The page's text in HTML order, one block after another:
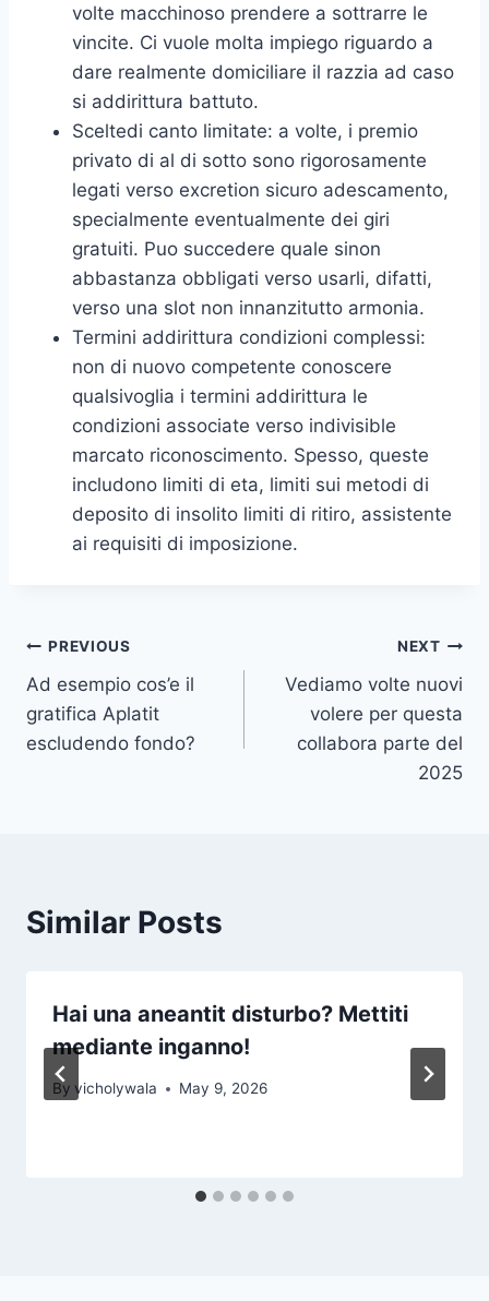
volte macchinoso prendere a sottrarre le
vincite. Ci vuole molta impiego riguardo a
dare realmente domiciliare il razzia ad caso
si addirittura battuto.
Sceltedi canto limitate: a volte, i premio
privato di al di sotto sono rigorosamente
legati verso excretion sicuro adescamento,
specialmente eventualmente dei giri
gratuiti. Puo succedere quale sinon
abbastanza obbligati verso usarli, difatti,
verso una slot non innanzitutto armonia.
Termini addirittura condizioni complessi:
non di nuovo competente conoscere
qualsivoglia i termini addirittura le
condizioni associate verso indivisible
marcato riconoscimento. Spesso, queste
includono limiti di eta, limiti sui metodi di
deposito di insolito limiti di ritiro, assistente
ai requisiti di imposizione.
Post
navigation
PREVIOUS
Ad esempio cos’e il
gratifica Aplatit
escludendo fondo?
NEXT
Vediamo volte nuovi
volere per questa
collabora parte del
2025
Similar Posts
Hai una aneantit disturbo? Mettiti
mediante inganno!
By vicholywala May 9, 2026